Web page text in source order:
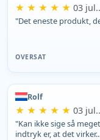
★ ★ ★ ★ ★ 03
"Det eneste produkt,
OVERSAT
Rolf
★ ★ ★ ★ ★ 03
"Kan ikke sige så
indtryk er, at det